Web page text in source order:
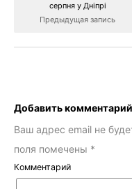
серпня у Дніпрі
Предыдущая запись
Добавить комментарий
Ваш адрес email не
поля помечены *
Комментарий